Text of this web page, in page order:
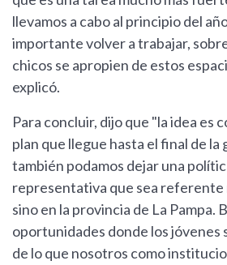
llevamos a cabo al principio del
importante volver a trabajar,
chicos se apropien de estos
explicó.
Para concluir, dijo que "la idea es
plan que llegue hasta el final de la
también podamos dejar una
representativa que sea referente
sino en la provincia de La Pampa.
oportunidades donde los jóvenes
de lo que nosotros como